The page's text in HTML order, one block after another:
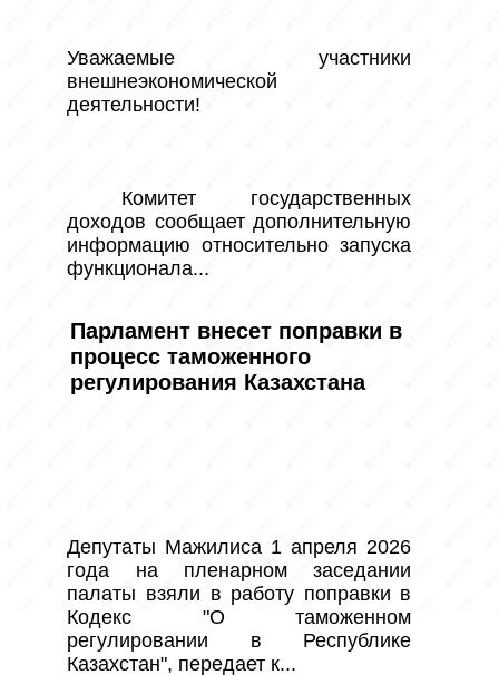
Уважаемые участники
внешнеэкономической
деятельности!
Комитет государственных
доходов сообщает дополнительную
информацию относительно запуска
функционала...
Парламент внесет поправки в
процесс таможенного
регулирования Казахстана
Депутаты Мажилиса 1 апреля 2026
года на пленарном заседании
палаты взяли в работу поправки в
Кодекс "О таможенном
регулировании в Республике
Казахстан", передает к...